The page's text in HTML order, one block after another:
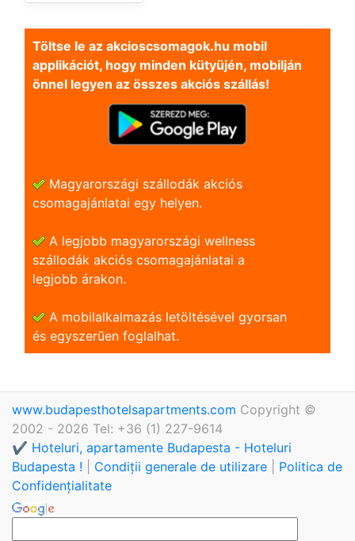
Töltse le az akcioscsomagok.hu mobil
applikációt, hogy minden kütyüjén, mobilján
önnel legyen az összes akciós szállás!
Magyarországi szállodák akciós
csomagajánlatai egy helyen.
A legjobb magyarországi wellness
szállodák akciós csomagajánlatai a
legjobb árakon.
A mobilalkalmazás letöltésével gyorsan
és egyszerũen foglalhat.
www.budapesthotelsapartments.com Copyright ©
2002 - 2026 Tel: +36 (1) 227-9614
✔️ Hoteluri, apartamente Budapesta - Hoteluri
Budapesta !
Condiții generale de utilizare
Politica de
Confidențialitate